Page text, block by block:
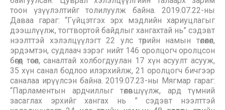
тоон үзүүлэлтийг толилуулж байна. 2019.07.22-ны
Даваа гараг: “Гүйцэтгэх эрх мэдлийн хариуцлагыг
дээшлүүлж, тогтвортой байдлыг хангахтай нь” сэдэвт
нээлттэй хэлэлцүүлэгт 22 улс төрийн намын төлөөлөл,
эрдэмтэн, судлаач зэрэг нийт 146 оролцогч оролцсон
бөгөөд төсөл, саналтай холбогдуулан 17 хүн асуулт асууж,
35 хүн санал бодлоо илэрхийлж, 21 оролцогч бичгээр
саналаа ирүүлсэн байна. 2019.07.23-ны Мягмар гараг:
“Парламентын ардчиллыг төлөвшүүлж, ард түмний
засаглах эрхийг хангах нь ” сэдэвт нээлттэй